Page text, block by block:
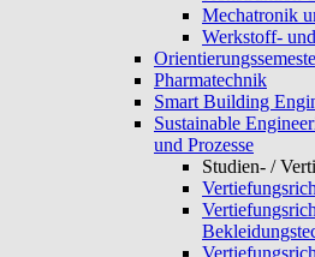
Mechatronik
Werkstoff-
Pharmatechnik
Smart Building
Sustainable
und Prozesse
Studien- /